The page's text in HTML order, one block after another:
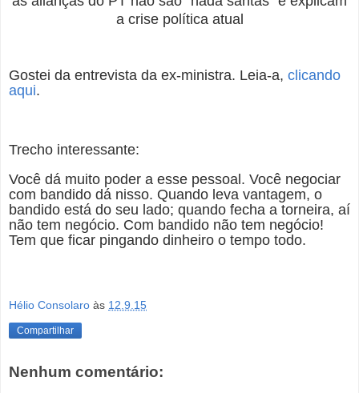
a crise política atual
Gostei da entrevista da ex-ministra. Leia-a, clicando
aqui.
Trecho interessante:
Você dá muito poder a esse pessoal. Você negociar
com bandido dá nisso. Quando leva vantagem, o
bandido está do seu lado; quando fecha a torneira, aí
não tem negócio. Com bandido não tem negócio!
Tem que ficar pingando dinheiro o tempo todo.
Hélio Consolaro às 12.9.15
Compartilhar
Nenhum comentário: